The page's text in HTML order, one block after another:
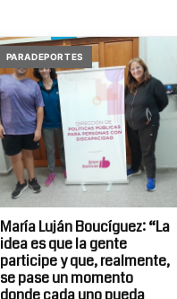
PARADEPORTES
María Luján Boucíguez: “La
idea es que la gente
participe y que, realmente,
se pase un momento
donde cada uno pueda